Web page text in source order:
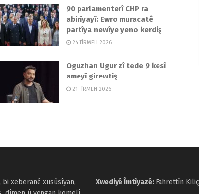
90 parlamenterî CHP ra
abirîyayî: Ewro muracatê
partîya newîye yeno kerdiş
24 TÎRMEH 2026
Oguzhan Ugur zî tede 9 kesî
ameyî girewtiş
21 TÎRMEH 2026
bi xeberanê xusûsîyan,
Xwediyê Îmtîyazê: Fahrettîn Kiliç